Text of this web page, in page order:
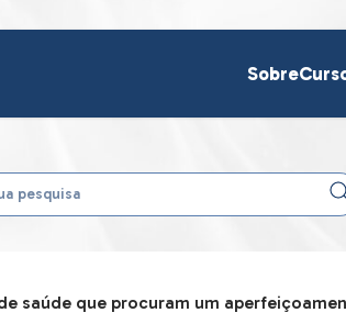
Sobre
saúde que procuram um